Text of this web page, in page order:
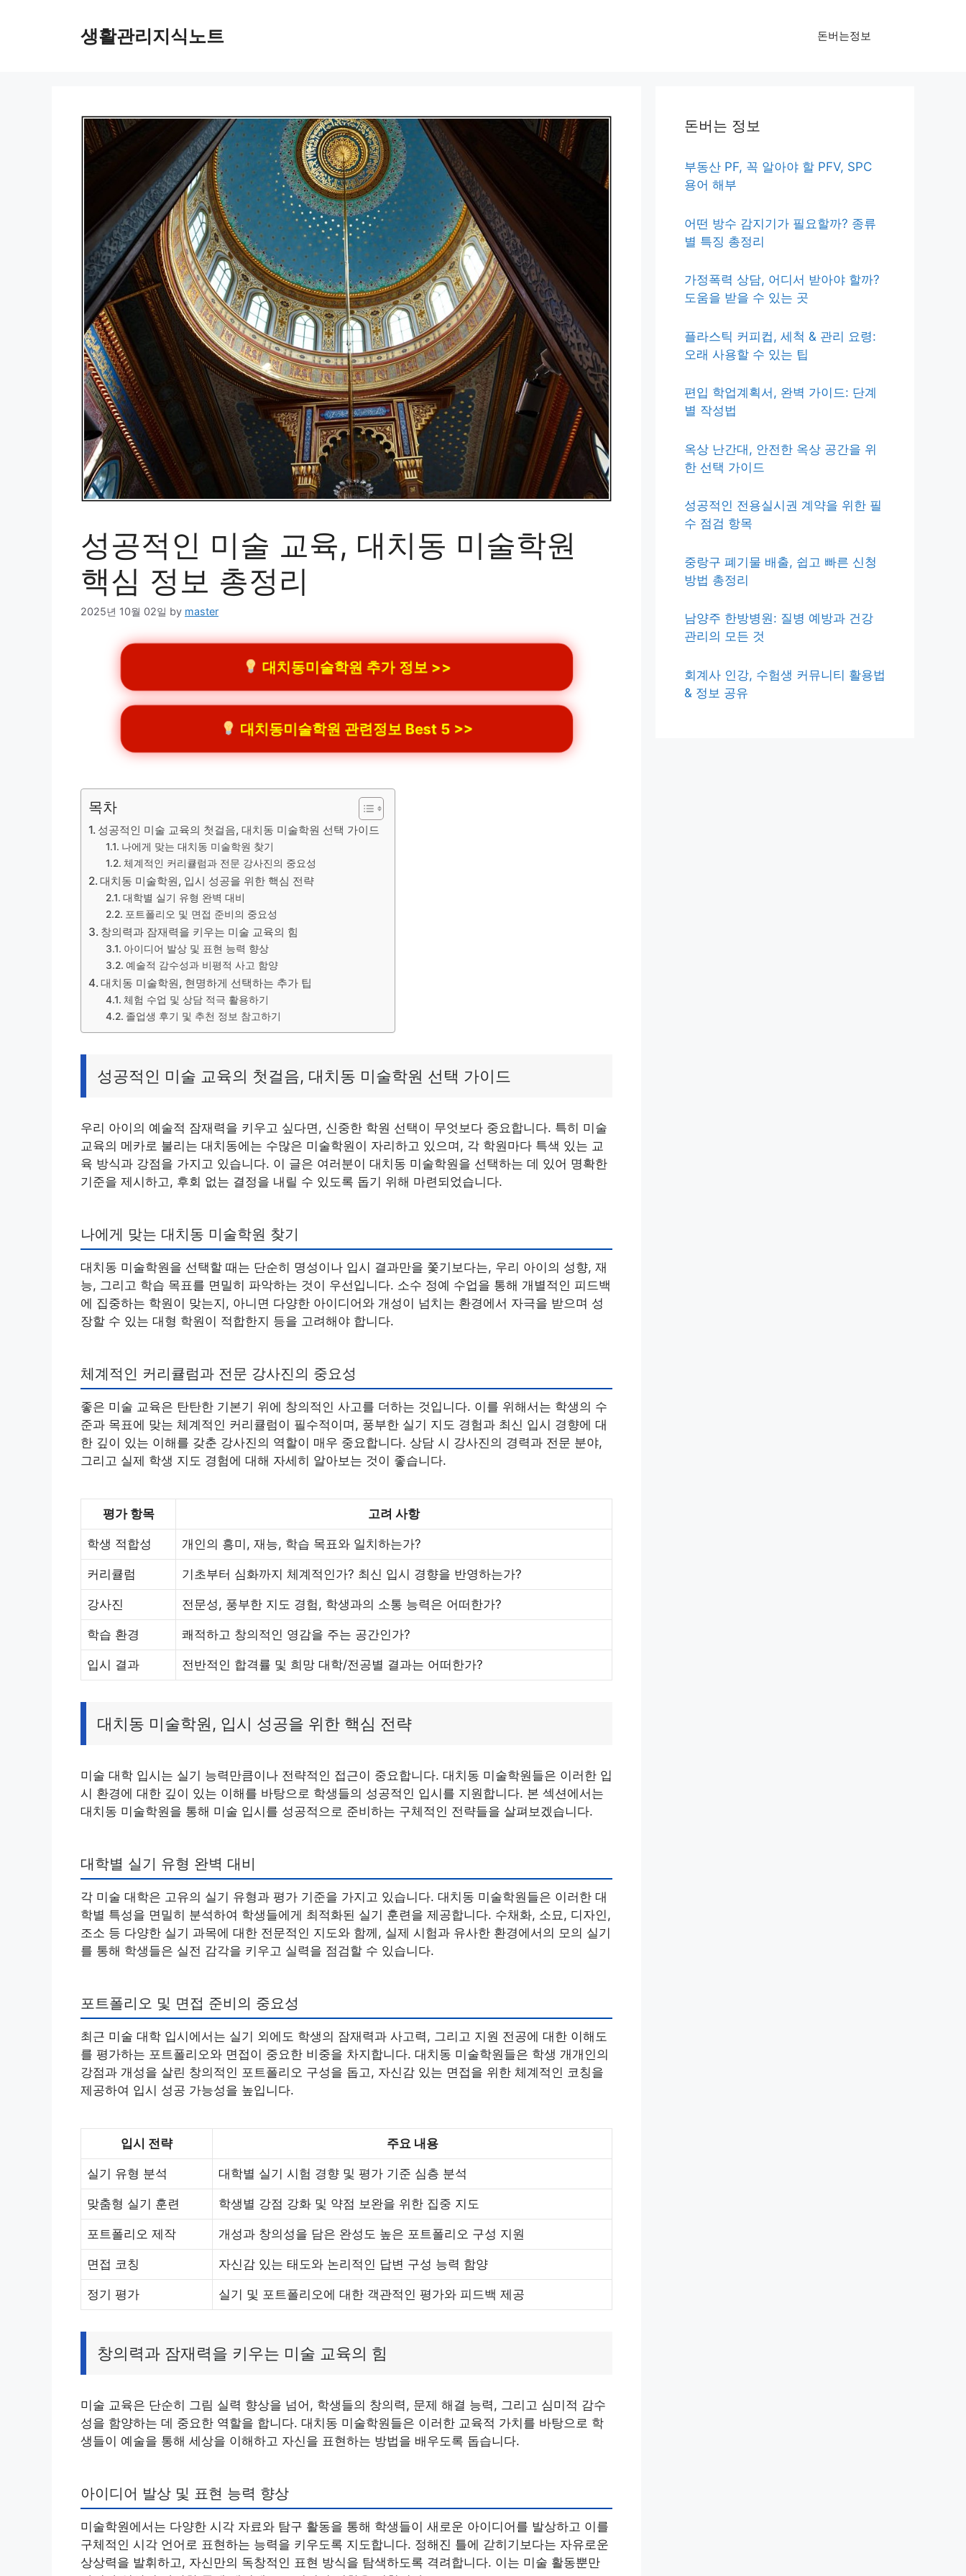
생활관리지식노트 돈버는정보
성공적인 미술 교육, 대치동 미술학원
핵심 정보 총정리
2025년 10월 02일 by master
대치동미술학원 추가 정보 >>
대치동미술학원 관련정보 Best 5 >>
목차
성공적인 미술 교육의 첫걸음, 대치동 미술학원 선택 가이드
나에게 맞는 대치동 미술학원 찾기
체계적인 커리큘럼과 전문 강사진의 중요성
대치동 미술학원, 입시 성공을 위한 핵심 전략
대학별 실기 유형 완벽 대비
포트폴리오 및 면접 준비의 중요성
창의력과 잠재력을 키우는 미술 교육의 힘
아이디어 발상 및 표현 능력 향상
예술적 감수성과 비평적 사고 함양
대치동 미술학원, 현명하게 선택하는 추가 팁
체험 수업 및 상담 적극 활용하기
졸업생 후기 및 추천 정보 참고하기
성공적인 미술 교육의 첫걸음, 대치동 미술학원 선택 가이드
우리 아이의 예술적 잠재력을 키우고 싶다면, 신중한 학원 선택이 무엇보다 중요합니다. 특히 미술
교육의 메카로 불리는 대치동에는 수많은 미술학원이 자리하고 있으며, 각 학원마다 특색 있는 교
육 방식과 강점을 가지고 있습니다. 이 글은 여러분이 대치동 미술학원을 선택하는 데 있어 명확한
기준을 제시하고, 후회 없는 결정을 내릴 수 있도록 돕기 위해 마련되었습니다.
나에게 맞는 대치동 미술학원 찾기
대치동 미술학원을 선택할 때는 단순히 명성이나 입시 결과만을 쫓기보다는, 우리 아이의 성향, 재
능, 그리고 학습 목표를 면밀히 파악하는 것이 우선입니다. 소수 정예 수업을 통해 개별적인 피드백
에 집중하는 학원이 맞는지, 아니면 다양한 아이디어와 개성이 넘치는 환경에서 자극을 받으며 성
장할 수 있는 대형 학원이 적합한지 등을 고려해야 합니다.
체계적인 커리큘럼과 전문 강사진의 중요성
좋은 미술 교육은 탄탄한 기본기 위에 창의적인 사고를 더하는 것입니다. 이를 위해서는 학생의 수
준과 목표에 맞는 체계적인 커리큘럼이 필수적이며, 풍부한 실기 지도 경험과 최신 입시 경향에 대
한 깊이 있는 이해를 갖춘 강사진의 역할이 매우 중요합니다. 상담 시 강사진의 경력과 전문 분야,
그리고 실제 학생 지도 경험에 대해 자세히 알아보는 것이 좋습니다.
평가 항목 고려 사항
학생 적합성 개인의 흥미, 재능, 학습 목표와 일치하는가?
커리큘럼 기초부터 심화까지 체계적인가? 최신 입시 경향을 반영하는가?
강사진 전문성, 풍부한 지도 경험, 학생과의 소통 능력은 어떠한가?
학습 환경 쾌적하고 창의적인 영감을 주는 공간인가?
입시 결과 전반적인 합격률 및 희망 대학/전공별 결과는 어떠한가?
대치동 미술학원, 입시 성공을 위한 핵심 전략
미술 대학 입시는 실기 능력만큼이나 전략적인 접근이 중요합니다. 대치동 미술학원들은 이러한 입
시 환경에 대한 깊이 있는 이해를 바탕으로 학생들의 성공적인 입시를 지원합니다. 본 섹션에서는
대치동 미술학원을 통해 미술 입시를 성공적으로 준비하는 구체적인 전략들을 살펴보겠습니다.
대학별 실기 유형 완벽 대비
각 미술 대학은 고유의 실기 유형과 평가 기준을 가지고 있습니다. 대치동 미술학원들은 이러한 대
학별 특성을 면밀히 분석하여 학생들에게 최적화된 실기 훈련을 제공합니다. 수채화, 소묘, 디자인,
조소 등 다양한 실기 과목에 대한 전문적인 지도와 함께, 실제 시험과 유사한 환경에서의 모의 실기
를 통해 학생들은 실전 감각을 키우고 실력을 점검할 수 있습니다.
포트폴리오 및 면접 준비의 중요성
최근 미술 대학 입시에서는 실기 외에도 학생의 잠재력과 사고력, 그리고 지원 전공에 대한 이해도
를 평가하는 포트폴리오와 면접이 중요한 비중을 차지합니다. 대치동 미술학원들은 학생 개개인의
강점과 개성을 살린 창의적인 포트폴리오 구성을 돕고, 자신감 있는 면접을 위한 체계적인 코칭을
제공하여 입시 성공 가능성을 높입니다.
입시 전략 주요 내용
실기 유형 분석 대학별 실기 시험 경향 및 평가 기준 심층 분석
맞춤형 실기 훈련 학생별 강점 강화 및 약점 보완을 위한 집중 지도
포트폴리오 제작 개성과 창의성을 담은 완성도 높은 포트폴리오 구성 지원
면접 코칭 자신감 있는 태도와 논리적인 답변 구성 능력 함양
정기 평가 실기 및 포트폴리오에 대한 객관적인 평가와 피드백 제공
창의력과 잠재력을 키우는 미술 교육의 힘
미술 교육은 단순히 그림 실력 향상을 넘어, 학생들의 창의력, 문제 해결 능력, 그리고 심미적 감수
성을 함양하는 데 중요한 역할을 합니다. 대치동 미술학원들은 이러한 교육적 가치를 바탕으로 학
생들이 예술을 통해 세상을 이해하고 자신을 표현하는 방법을 배우도록 돕습니다.
아이디어 발상 및 표현 능력 향상
미술학원에서는 다양한 시각 자료와 탐구 활동을 통해 학생들이 새로운 아이디어를 발상하고 이를
구체적인 시각 언어로 표현하는 능력을 키우도록 지도합니다. 정해진 틀에 갇히기보다는 자유로운
상상력을 발휘하고, 자신만의 독창적인 표현 방식을 탐색하도록 격려합니다. 이는 미술 활동뿐만
돈버는 정보
부동산 PF, 꼭 알아야 할 PFV, SPC
용어 해부
어떤 방수 감지기가 필요할까? 종류
별 특징 총정리
가정폭력 상담, 어디서 받아야 할까?
도움을 받을 수 있는 곳
플라스틱 커피컵, 세척 & 관리 요령:
오래 사용할 수 있는 팁
편입 학업계획서, 완벽 가이드: 단계
별 작성법
옥상 난간대, 안전한 옥상 공간을 위
한 선택 가이드
성공적인 전용실시권 계약을 위한 필
수 점검 항목
중랑구 폐기물 배출, 쉽고 빠른 신청
방법 총정리
남양주 한방병원: 질병 예방과 건강
관리의 모든 것
회계사 인강, 수험생 커뮤니티 활용법
& 정보 공유